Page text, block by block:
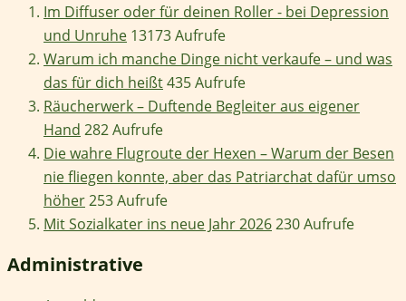
Im Diffuser oder für deinen Roller - bei Depression
und Unruhe 13173 Aufrufe
Warum ich manche Dinge nicht verkaufe – und was
das für dich heißt435 Aufrufe
Räucherwerk – Duftende Begleiter aus eigener
Hand 282 Aufrufe
Die wahre Flugroute der Hexen – Warum der Besen
nie fliegen konnte, aber das Patriarchat dafür umso
höher253 Aufrufe
Mit Sozialkater ins neue Jahr 2026230 Aufrufe
Administrative